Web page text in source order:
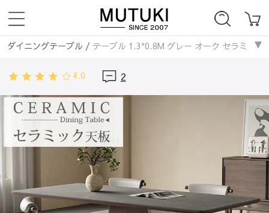
ダイニングテーブル / テーブル 1.3*0.8M グレー オーク セラミッ
テーブル・机/ダイニングテーブル
ダイニングテーブル/セラミックダイニングテーブル/テーブル
4.0 2